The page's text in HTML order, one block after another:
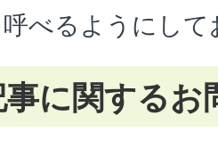
べるようにして
事に関するお